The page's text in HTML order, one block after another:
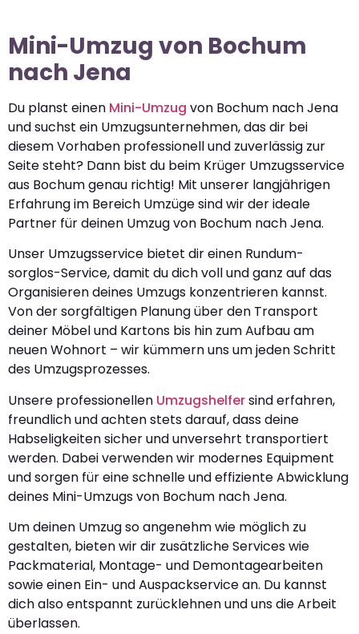
Mini-Umzug von Bochum
nach Jena
Du planst einen Mini-Umzug von Bochum nach Jena
und suchst ein Umzugsunternehmen, das dir bei
diesem Vorhaben professionell und zuverlässig zur
Seite steht? Dann bist du beim Krüger Umzugsservice
aus Bochum genau richtig! Mit unserer langjährigen
Erfahrung im Bereich Umzüge sind wir der ideale
Partner für deinen Umzug von Bochum nach Jena.
Unser Umzugsservice bietet dir einen Rundum-
sorglos-Service, damit du dich voll und ganz auf das
Organisieren deines Umzugs konzentrieren kannst.
Von der sorgfältigen Planung über den Transport
deiner Möbel und Kartons bis hin zum Aufbau am
neuen Wohnort – wir kümmern uns um jeden Schritt
des Umzugsprozesses.
Unsere professionellen Umzugshelfersind erfahren,
freundlich und achten stets darauf, dass deine
Habseligkeiten sicher und unversehrt transportiert
werden. Dabei verwenden wir modernes Equipment
und sorgen für eine schnelle und effiziente Abwicklung
deines Mini-Umzugs von Bochum nach Jena.
Um deinen Umzug so angenehm wie möglich zu
gestalten, bieten wir dir zusätzliche Services wie
Packmaterial, Montage- und Demontagearbeiten
sowie einen Ein- und Auspackservice an. Du kannst
dich also entspannt zurücklehnen und uns die Arbeit
überlassen.